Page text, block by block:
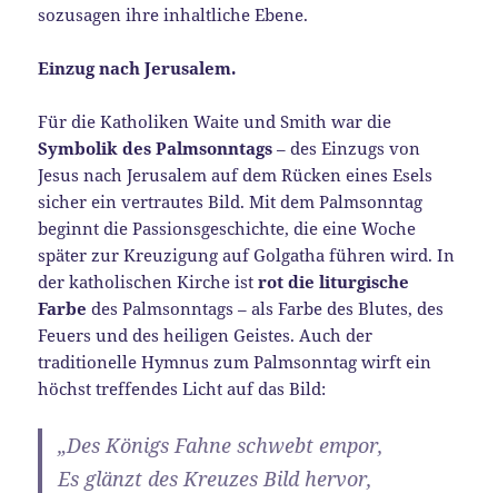
sozusagen ihre inhaltliche Ebene.
Einzug nach Jerusalem.
Für die Katholiken Waite und Smith war die
Symbolik des Palmsonntags – des Einzugs von
Jesus nach Jerusalem auf dem Rücken eines Esels
sicher ein vertrautes Bild. Mit dem Palmsonntag
beginnt die Passionsgeschichte, die eine Woche
später zur Kreuzigung auf Golgatha führen wird. In
der katholischen Kirche istrot die liturgische
Farbe des Palmsonntags – als Farbe des Blutes, des
Feuers und des heiligen Geistes. Auch der
traditionelle Hymnus zum Palmsonntag wirft ein
höchst treffendes Licht auf das Bild:
„Des Königs Fahne schwebt empor,
Es glänzt des Kreuzes Bild hervor,